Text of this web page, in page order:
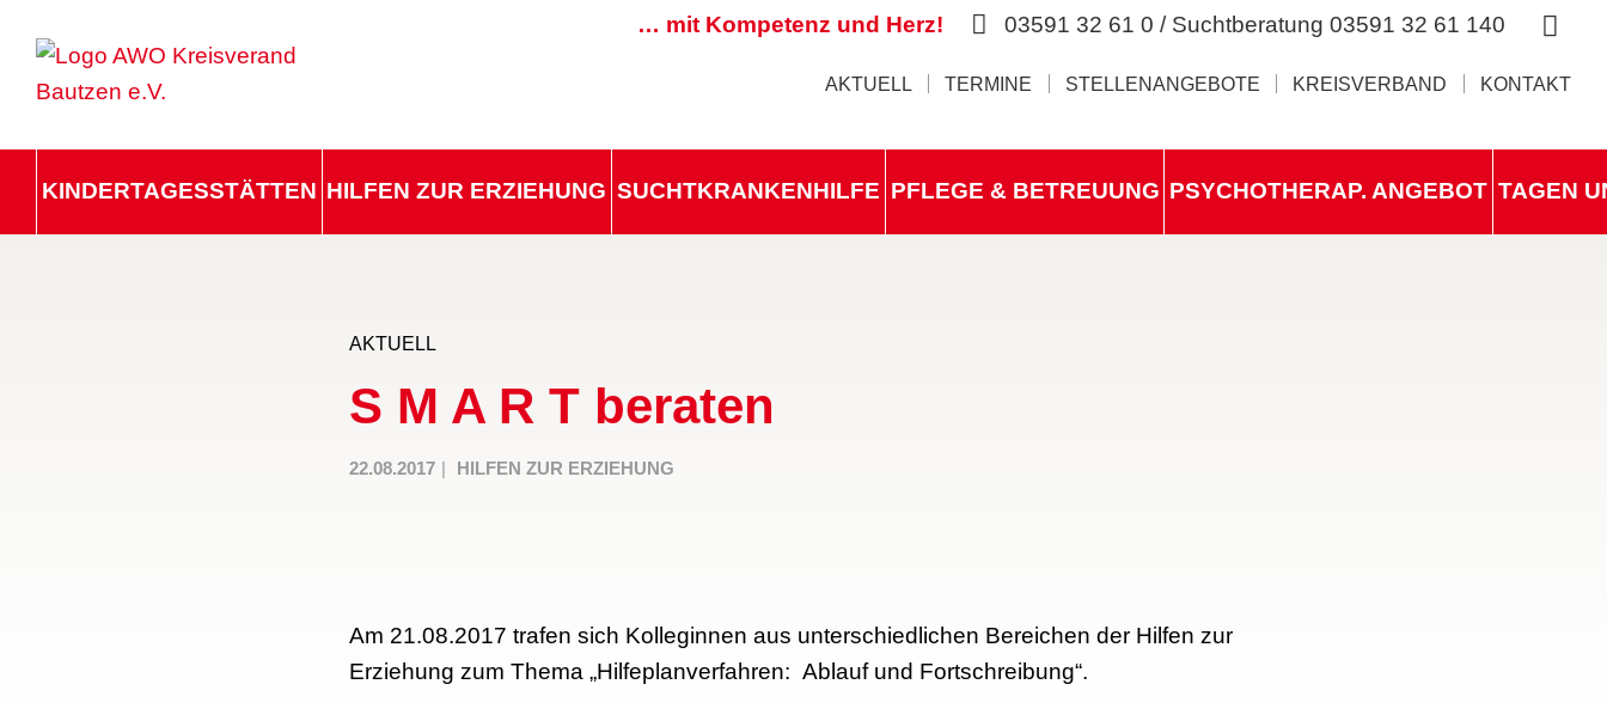
… mit Kompetenz und Herz! 03591 32 61 0 / Suchtberatung 03591 32 61 140
AKTUELL TERMINE STELLENANGEBOTE KREISVERBAND KONTAKT
KINDERTAGESSTÄTTEN HILFEN ZUR ERZIEHUNG SUCHTKRANKENHILFE PFLEGE & BETREUUNG PSYCHOTHERAP. ANGEBOT TAGEN
AKTUELL
S M A R T beraten
22.08.2017 HILFEN ZUR ERZIEHUNG
Am 21.08.2017 trafen sich Kolleginnen aus unterschiedlichen Bereichen der Hilfen zur
Erziehung zum Thema „Hilfeplanverfahren: Ablauf und Fortschreibung“.